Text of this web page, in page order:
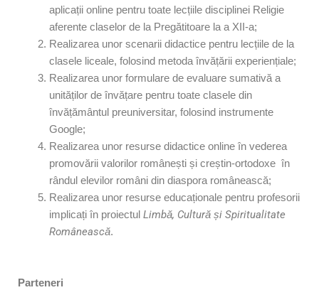
aplicații online pentru toate lecțiile disciplinei Religie
aferente claselor de la Pregătitoare la a XII-a;
Realizarea unor scenarii didactice pentru lecțiile de la
clasele liceale, folosind metoda învățării experiențiale;
Realizarea unor formulare de evaluare sumativă a
unităților de învățare pentru toate clasele din
învățământul preuniversitar, folosind instrumente
Google;
Realizarea unor resurse didactice online în vederea
promovării valorilor românești și creștin-ortodoxe în
rândul elevilor români din diaspora românească;
Realizarea unor resurse educaționale pentru profesorii
implicați în proiectul Limbă, Cultură și Spiritualitate
Românească.
Parteneri